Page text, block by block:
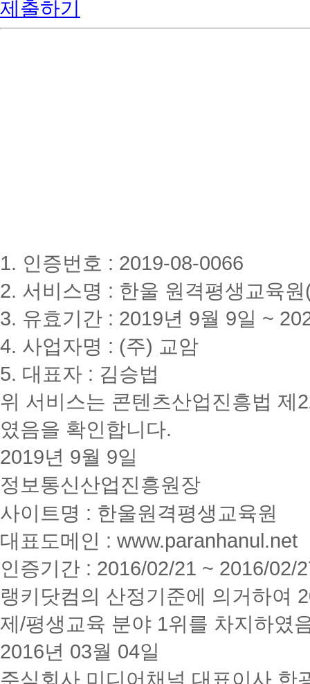
제출하기
1. 인증번호 : 2019-08-0066
2. 서비스명 : 한울 원격평생교육
3. 유효기간 : 2019년 9월 9일 ~
4. 사업자명 : (주) 교암
5. 대표자 : 김승법
위 서비스는 콘텐츠산업진흥법 제
였음을 확인합니다.
2019년 9월 9일
정보통신산업진흥원장
사이트명 : 한울원격평생교육원
대표도메인 : www.paranhanul.net
인증기간 : 2016/02/21 ~ 2016/02/
랭키닷컴의 산정기준에 의거하여
제/평생교육 분야 1위를 차지하였
2016년 03월 04일
주식회사 미디어채널 대표이사 한